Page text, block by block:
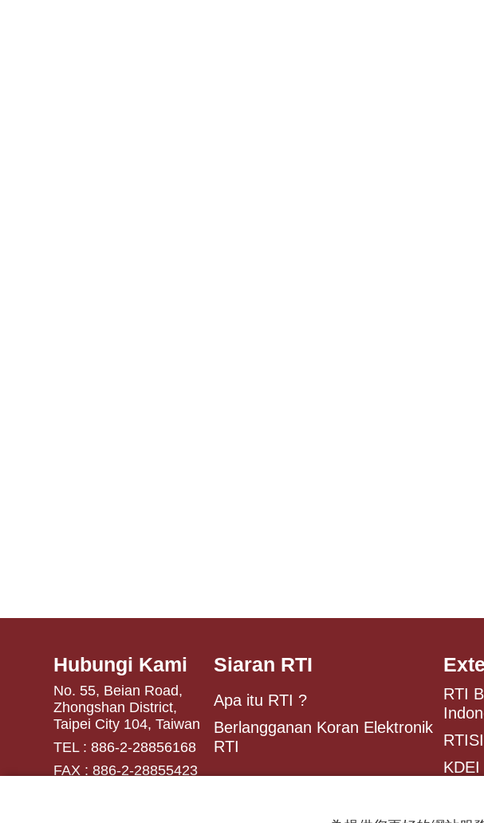
Hubungi Kami
No. 55, Beian Road,
Zhongshan District,
Taipei City 104, Taiwan
TEL : 886-2-28856168
FAX : 886-2-28855423
Siaran RTI
Apa itu RTI ?
Berlangganan Koran Elektronik
RTI
RTI
KDEI